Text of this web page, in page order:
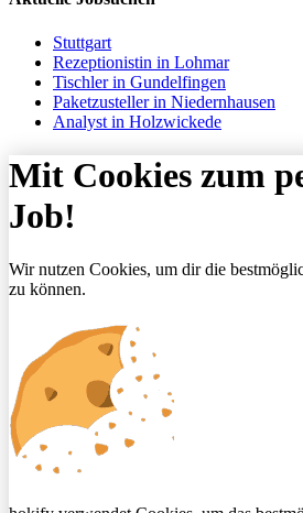
Stuttgart
Rezeptionistin in Lohmar
Tischler in Gundelfingen
Paketzusteller in Niedernhausen
Analyst in Holzwickede
Mit Cookies zum
Job!
Wir nutzen Cookies, um dir die
zu können.